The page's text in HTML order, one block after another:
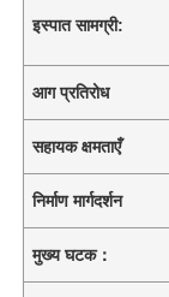
इस्पात सामग्री:
आग प्रतिरोध
सहायक क्षमताएँ
निर्माण मार्गदर्शन
मुख्य घटक：